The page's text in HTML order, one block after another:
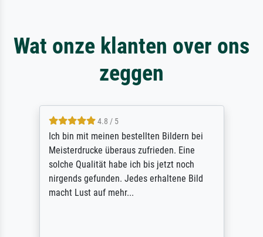
Wat onze klanten over ons
zeggen
5 / 5
Rundum positive Erfahrung. Die Ausführung
des Auftrags hat eine Weile gedauert, die
angekündigte Lieferzeit wurde aber
letztlich sogar etwas unterschritten. Die
Qualität des Papiers und des Drucks